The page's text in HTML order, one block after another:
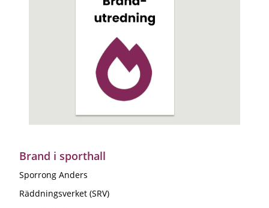
Brand i sporthall
Sporrong Anders
Räddningsverket (SRV)